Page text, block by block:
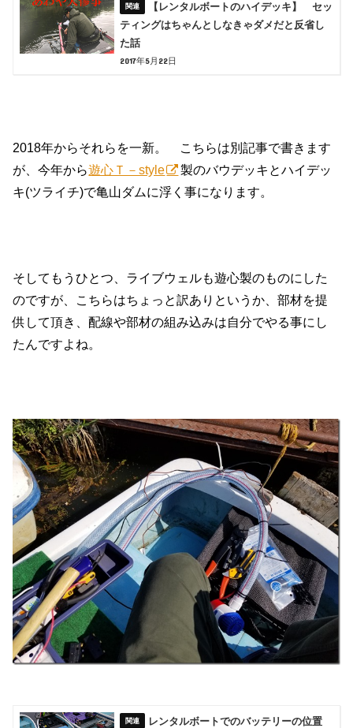
【レンタルボートのハイデッキ】 セッ
ティングはちゃんとしなきゃダメだと反省し
た話
2017年5月22日
2018年からそれらを一新。 こちらは別記事で書きます
が、今年から遊心Ｔ－style
製のバウデッキとハイデッ
キ(ツライチ)で亀山ダムに浮く事になります。
そしてもうひとつ、ライブウェルも遊心製のものにした
のですが、こちらはちょっと訳ありというか、部材を提
供して頂き、配線や部材の組み込みは自分でやる事にし
たんですよね。
レンタルボートでのバッテリーの位置